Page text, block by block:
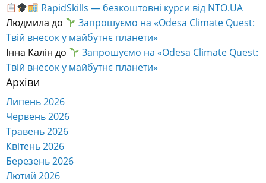
RapidSkills — безкоштовні курси від NTO.UA
Людмила до
Запрошуємо на «Odesa Climate Quest:
Твій внесок у майбутнє планети»
Інна Калін до
Запрошуємо на «Odesa Climate Quest:
Твій внесок у майбутнє планети»
Архіви
Липень 2026
Червень 2026
Травень 2026
Квітень 2026
Березень 2026
Лютий 2026